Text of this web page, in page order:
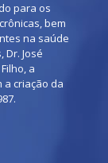
para os
bem
na saúde
José
a
a criação da